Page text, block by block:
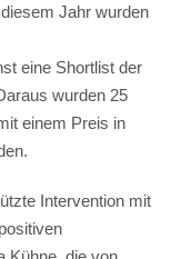
Jahr wurden
eine Shortlist der
wurden 25
einem Preis in
Intervention mit